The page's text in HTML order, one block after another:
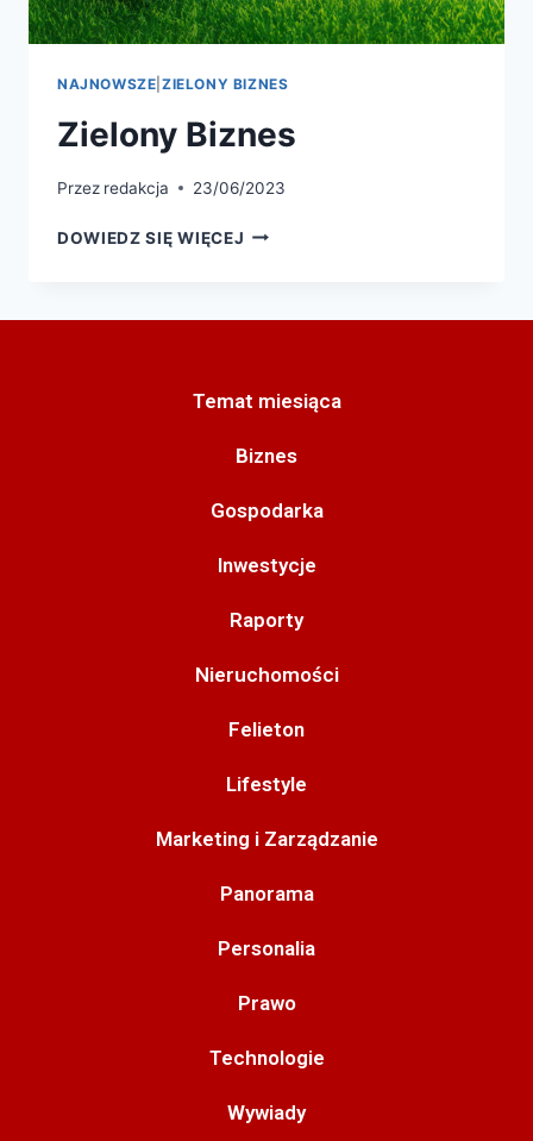
NAJNOWSZE ZIELONY BIZNES
Zielony Biznes
Przez redakcja 23/06/2023
DOWIEDZ SIĘ WIĘCEJ
Temat miesiąca
Biznes
Gospodarka
Inwestycje
Raporty
Nieruchomości
Felieton
Lifestyle
Marketing i Zarządzanie
Panorama
Personalia
Prawo
Technologie
Wywiady